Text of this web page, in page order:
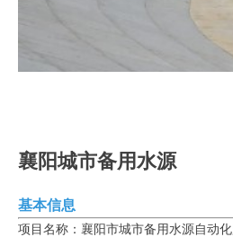
基本信息
项目名称：襄阳市城市备用水源自动
襄阳城市备用水源